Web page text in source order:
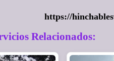
https://
Relacionados: